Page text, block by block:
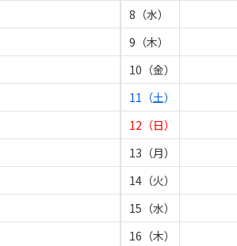
8（水）
9（木）
10（金）
11（土）
12（日）
13（月）
14（火）
15（水）
16（木）